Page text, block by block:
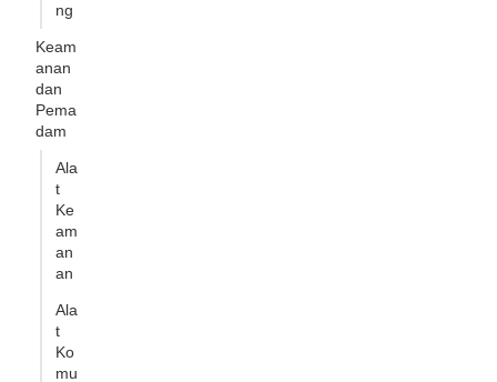
ng
Keam
anan
dan
Pema
dam
Ala
t
Ke
am
an
an
Ala
t
Ko
mu